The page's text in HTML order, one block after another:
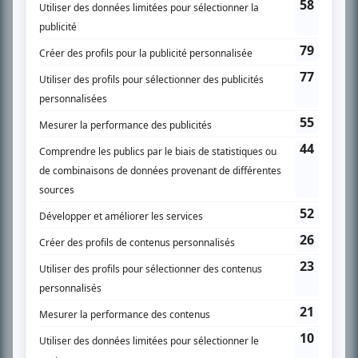
SUR LE RÉSEAU BIZZ MÉDIA
Accueil
Liste des oeuvres
Liste des comédiens
Recherche avancée
À propos
Nous contacter
Termes et conditions
Politique de confidentialité